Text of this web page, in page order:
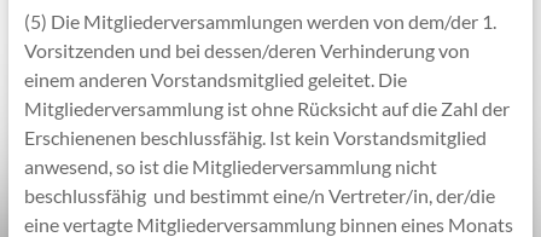
(5) Die Mitgliederversammlungen werden von dem/der 1.
Vorsitzenden und bei dessen/deren Verhinderung von
einem anderen Vorstandsmitglied geleitet. Die
Mitgliederversammlung ist ohne Rücksicht auf die Zahl der
Erschienenen beschlussfähig. Ist kein Vorstandsmitglied
anwesend, so ist die Mitgliederversammlung nicht
beschlussfähig und bestimmt eine/n Vertreter/in, der/die
eine vertagte Mitgliederversammlung binnen eines Monats